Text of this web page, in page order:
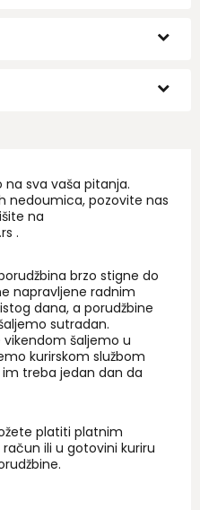
sva vaša pitanja.
nedoumica, pozovite nas
na
.
brzo stigne do
napravljene radnim
dana, a porudžbine
sutradan.
vikendom šaljemo u
kurirskom službom
im treba jedan dan da
platiti platnim
ili u gotovini kuriru